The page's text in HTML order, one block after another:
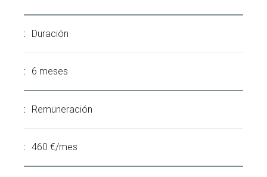
Duración
6 meses
Remuneración
460 €/mes